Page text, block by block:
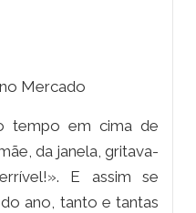
Mercado
tempo em cima de
da janela, gritava-
E assim se
ano, tanto e tantas